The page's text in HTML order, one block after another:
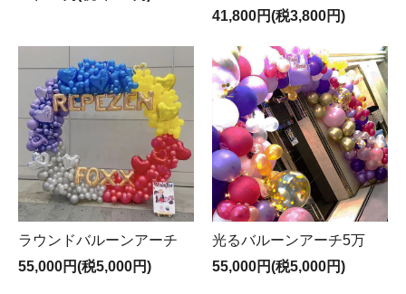
41,800円(税3,800円)
ラウンドバルーンアーチ
55,000円(税5,000円)
光るバルーンアーチ5万
55,000円(税5,000円)